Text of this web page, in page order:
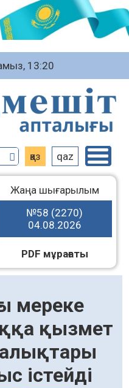
13:20
қаз qaz
Жаңа шығарылым
№58 (2270)
04.08.2026
PDF мұрағаты
мереке
қызмет
істейді